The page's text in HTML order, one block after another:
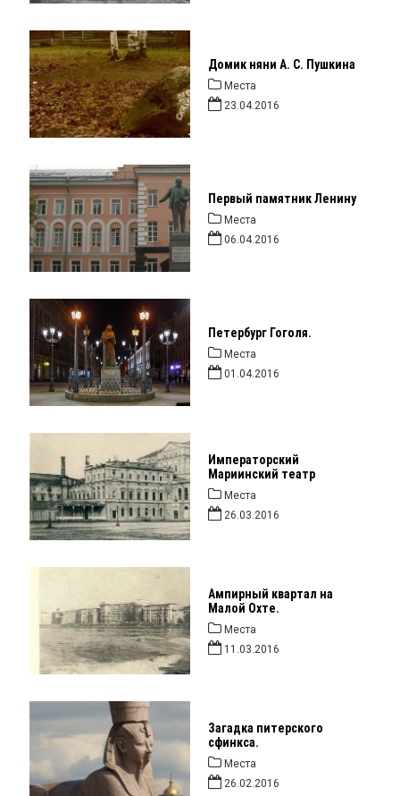
Домик няни А. С. Пушкина
Места
23.04.2016
Первый памятник Ленину
Места
06.04.2016
Петербург Гоголя.
Места
01.04.2016
Императорский
Мариинский театр
Места
26.03.2016
Ампирный квартал на
Малой Охте.
Места
11.03.2016
Загадка питерского
сфинкса.
Места
26.02.2016